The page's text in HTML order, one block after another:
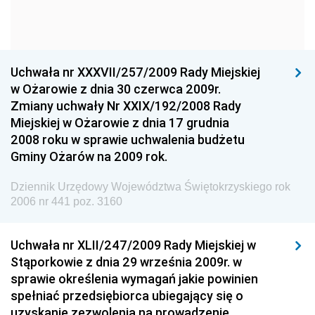
Dziennik Urzędowy Ministra Gospodarki
Dziennik Urzędowy Urzędu Ochrony Konkurencji i
Konsumentów
Dziennik Urzędowy Ministra Pracy i Polityki
Społecznej
Dziennik Urzędowy Urzędu Lotnictwa Cywilnego
Dziennik Urzędowy Ministerstwa Hutnictwa i
Przemysłu Maszynowego
Dziennik Urzędowy Ministerstwa Zdrowia i Opieki
Społecznej
Uchwała nr XXXVII/257/2009 Rady Miejskiej
w Ożarowie z dnia 30 czerwca 2009r.
Zmiany uchwały Nr XXIX/192/2008 Rady
Miejskiej w Ożarowie z dnia 17 grudnia
2008 roku w sprawie uchwalenia budżetu
Gminy Ożarów na 2009 rok.
Dziennik Urzędowy Województwa Świętokrzyskiego rok
2006 nr 441 poz. 3160
Uchwała nr XLII/247/2009 Rady Miejskiej w
Stąporkowie z dnia 29 września 2009r. w
sprawie określenia wymagań jakie powinien
spełniać przedsiębiorca ubiegający się o